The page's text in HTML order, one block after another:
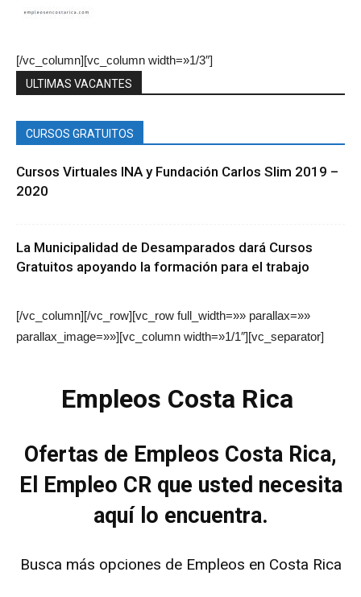
[/vc_column][vc_column width=»1/3″]
ULTIMAS VACANTES
CURSOS GRATUITOS
Cursos Virtuales INA y Fundación Carlos Slim 2019 –
2020
La Municipalidad de Desamparados dará Cursos
Gratuitos apoyando la formación para el trabajo
[/vc_column][/vc_row][vc_row full_width=»» parallax=»»
parallax_image=»»][vc_column width=»1/1″][vc_separator]
Empleos Costa Rica
Ofertas de Empleos Costa Rica,
El Empleo CR que usted necesita
aquí lo encuentra.
Busca más opciones de Empleos en Costa Rica